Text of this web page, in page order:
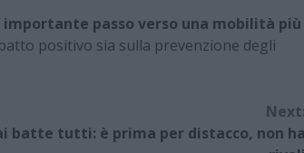
importante passo verso una mobilità più
positivo sia sulla prevenzione degli
batte tutti: è prima per distacco, non